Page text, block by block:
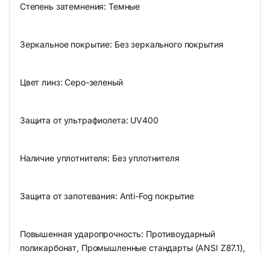
Степень затемнения: Темные
Зеркальное покрытие: Без зеркального покрытия
Цвет линз: Серо-зеленый
Защита от ультрафиолета: UV400
Наличие уплотнителя: Без уплотнителя
Защита от запотевания: Anti-Fog покрытие
Повышенная ударопрочность: Противоударный
поликарбонат, Промышленные стандарты (ANSI Z87.1),